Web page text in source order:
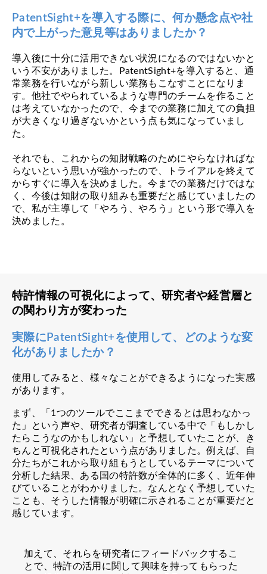
PatentSight+を導入する際に、何か懸念点や社
内で上がった意見等はありましたか？
導入後に十分に活用できない状況になるのではないかと
いう不安がありました。PatentSight+を導入すると、通
常業務を行いながら新しい業務もこなすことになりま
す。他社でやられているような専門のチームを作ること
は考えていなかったので、今までの業務に加えての負担
が大きくなり過ぎないかという点も気になっていまし
た。
それでも、これからの知財戦略のためにやらなければな
らないという思いが強かったので、トライアルを終えて
からすぐに導入を決めました。今までの業務だけではな
く、今後は知財の取り組みも重要だと感じていましたの
で、私が主導して「やろう、やろう」という形で導入を
決めました。
特許情報の可視化によって、研究者や経営層と
の関わり方が変わった
実際にPatentSight+を使用して、どのような変
化がありましたか？
使用してみると、様々なことができるようになった実感
があります。
まず、「1つのツールでここまでできるとは思わなかっ
た」という声や、研究者が調査している中で「もしかし
たらこうなのかもしれない」と予想していたことが、き
ちんと可視化されたという点がありました。例えば、自
分たちがこれから取り組もうとしているテーマについて
分析した結果、ある国の特許数が全体的に多く、近年伸
びていることがわかりました。なんとなく予想していた
ことも、そうした情報が明確に示されることが重要だと
感じています。
加えて、それらを研究者にフィードバックするこ
とで、特許の活用に関して興味を持ってもらった